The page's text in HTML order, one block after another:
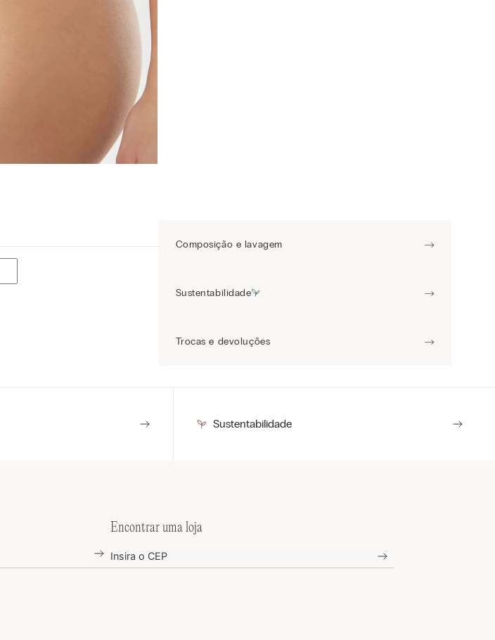
Composição e lavagem
Sustentabilidade
Trocas e devoluções
Sustentabilidade
Encontrar uma loja